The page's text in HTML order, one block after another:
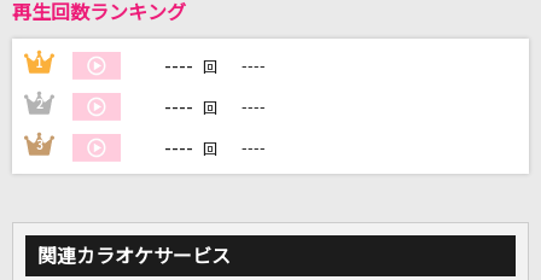
DAMに会員登録・ログインして
カラオケをもっと楽しもう！
再生回数ランキング
1 ---- 回 ----
2 ---- 回 ----
3 ---- 回 ----
関連カラオケサービス